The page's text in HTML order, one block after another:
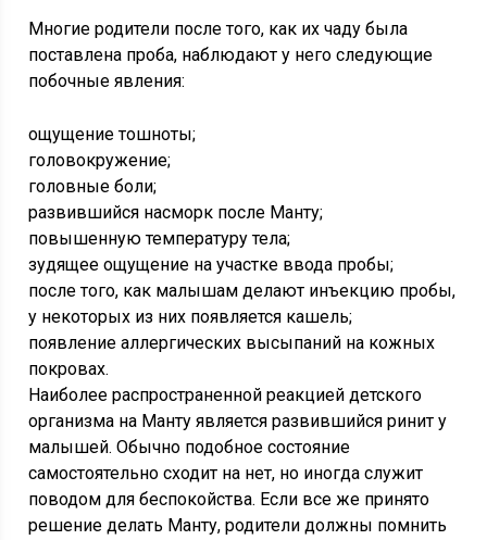
Многие родители после того, как их чаду была
поставлена проба, наблюдают у него следующие
побочные явления:
ощущение тошноты;
головокружение;
головные боли;
развившийся насморк после Манту;
повышенную температуру тела;
зудящее ощущение на участке ввода пробы;
после того, как малышам делают инъекцию пробы,
у некоторых из них появляется кашель;
появление аллергических высыпаний на кожных
покровах.
Наиболее распространенной реакцией детского
организма на Манту является развившийся ринит у
малышей. Обычно подобное состояние
самостоятельно сходит на нет, но иногда служит
поводом для беспокойства. Если все же принято
решение делать Манту, родители должны помнить